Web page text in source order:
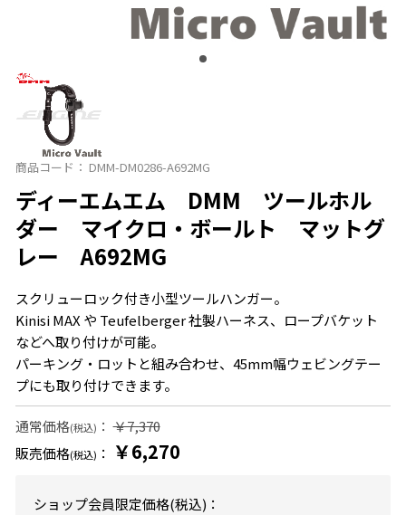
商品コード： DMM-DM0286-A692MG
ディーエムエム DMM ツールホル
ダー マイクロ・ボールト マットグ
レー A692MG
スクリューロック付き小型ツールハンガー。
Kinisi MAX や Teufelberger 社製ハーネス、ロープバケット
などへ取り付けが可能。
パーキング・ロットと組み合わせ、45mm幅ウェビングテー
プにも取り付けできます。
通常価格(税込) ：￥7,370
販売価格(税込) ： ￥6,270
ショップ会員限定価格(税込)：